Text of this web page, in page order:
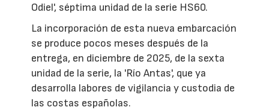
Odiel', séptima unidad de la serie HS60.
La incorporación de esta nueva embarcación
se produce pocos meses después de la
entrega, en diciembre de 2025, de la sexta
unidad de la serie, la 'Río Antas', que ya
desarrolla labores de vigilancia y custodia de
las costas españolas.